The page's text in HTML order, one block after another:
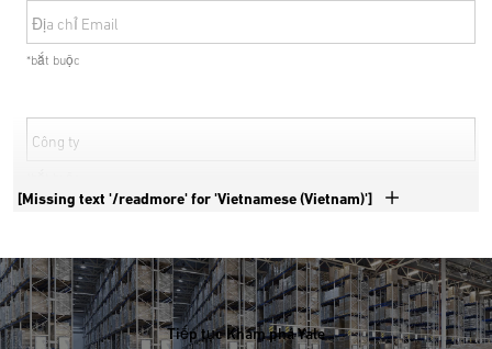
Địa chỉ Email
*bắt buộc
Công ty
*bắt buộc
Quốc gia
[Missing text '/readmore' for 'Vietnamese (Vietnam)']
Tiếp tục Khám phá Yale